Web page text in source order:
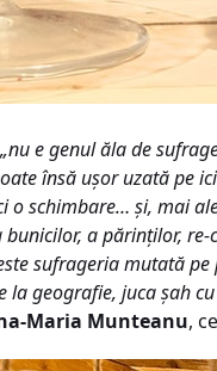
„nu e genul ăla de
însă uşor uzată pe
o schimbare… şi, mai
bunicilor, a părinţilor,
sufrageria mutată
la geografie, juca şah
Maria Munteanu,